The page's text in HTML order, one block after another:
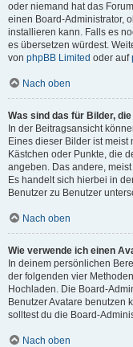
oder niemand hat das
einen Board-Administrator,
installieren kann. Falls es
es übersetzen würdest.
von phpBB Limited oder auf
Nach oben
Was sind das für Bilder,
In der Beitragsansicht
Eines dieser Bilder ist meist
Kästchen oder Punkte, die
angeben. Das andere,
Es handelt sich hierbei in
Benutzer zu Benutzer
Nach oben
Wie verwende ich einen
In deinem persönlichen
der folgenden vier
Hochladen. Die Board-
Benutzer Avatare benutzen
solltest du die Board-
Nach oben